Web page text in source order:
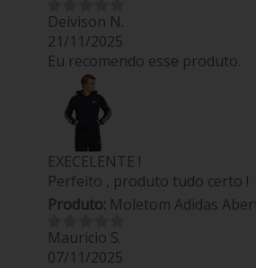
Deivison N.
21/11/2025
Eu recomendo esse produto.
EXECELENTE !
Perfeito , produto tudo certo !
Produto: Moletom Adidas
Mauricio S.
07/11/2025